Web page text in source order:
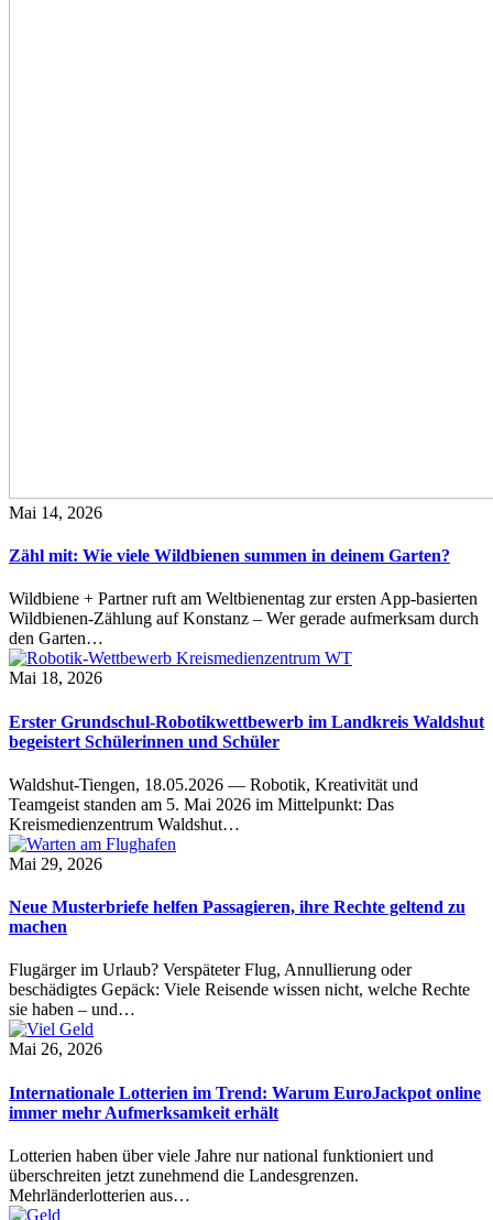
Mai 14, 2026
Zähl mit: Wie viele Wildbienen summen in deinem Garten?
Wildbiene + Partner ruft am Weltbienentag zur ersten App-basierten
Wildbienen-Zählung auf Konstanz – Wer gerade aufmerksam durch
den Garten…
Mai 18, 2026
Erster Grundschul-Robotikwettbewerb im Landkreis Waldshut
begeistert Schülerinnen und Schüler
Waldshut-Tiengen, 18.05.2026 — Robotik, Kreativität und
Teamgeist standen am 5. Mai 2026 im Mittelpunkt: Das
Kreismedienzentrum Waldshut…
Mai 29, 2026
Neue Musterbriefe helfen Passagieren, ihre Rechte geltend zu
machen
Flugärger im Urlaub? Verspäteter Flug, Annullierung oder
beschädigtes Gepäck: Viele Reisende wissen nicht, welche Rechte
sie haben – und…
Mai 26, 2026
Internationale Lotterien im Trend: Warum EuroJackpot online
immer mehr Aufmerksamkeit erhält
Lotterien haben über viele Jahre nur national funktioniert und
überschreiten jetzt zunehmend die Landesgrenzen.
Mehrländerlotterien aus…